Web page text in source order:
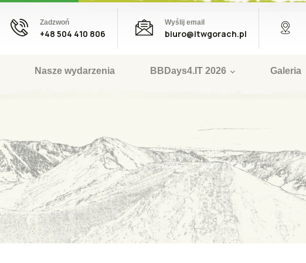
Zadzwoń
+48 504 410 806
Wyślij email
biuro@itwgorach.pl
Nasze wydarzenia BBDays4.IT 2026 Galeria
HOME WYDARZENIA